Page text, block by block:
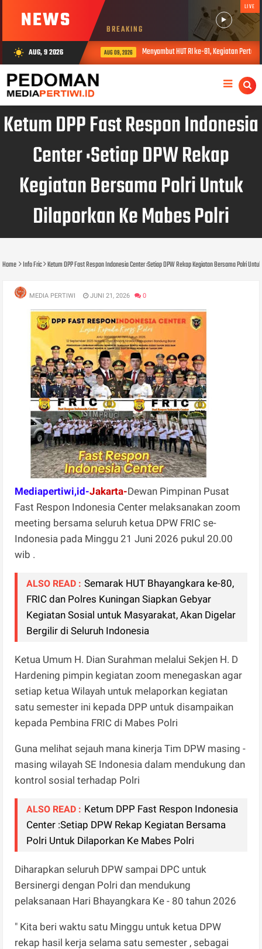
NEWS BREAKING
LIVE
wb_sunny AUG, 9 2026 AUG 09, 2026 Menyambut HUT RI ke-81, Kegiatan
Ketum DPP Fast Respon Indonesia
Center :Setiap DPW Rekap
Kegiatan Bersama Polri Untuk
Dilaporkan Ke Mabes Polri
Home Info Fric Ketum DPP Fast Respon Indonesia Center :Setiap DPW Rekap Kegiatan Bersama Polri
MEDIA PERTIWI JUNI 21, 2026 0
Mediapertiwi,id-Jakarta-Dewan Pimpinan Pusat
Fast Respon Indonesia Center melaksanakan zoom
meeting bersama seluruh ketua DPW FRIC se-
Indonesia pada Minggu 21 Juni 2026 pukul 20.00
wib .
ALSO READ : Semarak HUT Bhayangkara ke-80,
FRIC dan Polres Kuningan Siapkan Gebyar
Kegiatan Sosial untuk Masyarakat, Akan Digelar
Bergilir di Seluruh Indonesia
Ketua Umum H. Dian Surahman melalui Sekjen H. D
Hardening pimpin kegiatan zoom menegaskan agar
setiap ketua Wilayah untuk melaporkan kegiatan
satu semester ini kepada DPP untuk disampaikan
kepada Pembina FRIC di Mabes Polri
Guna melihat sejauh mana kinerja Tim DPW masing -
masing wilayah SE Indonesia dalam mendukung dan
kontrol sosial terhadap Polri
ALSO READ : Ketum DPP Fast Respon Indonesia
Center :Setiap DPW Rekap Kegiatan Bersama
Polri Untuk Dilaporkan Ke Mabes Polri
Diharapkan seluruh DPW sampai DPC untuk
Bersinergi dengan Polri dan mendukung
pelaksanaan Hari Bhayangkara Ke - 80 tahun 2026
" Kita beri waktu satu Minggu untuk ketua DPW
rekap hasil kerja selama satu semester , sebagai